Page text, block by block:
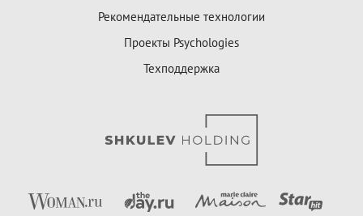
Рекомендательные технологии
Проекты Psychologies
Техподдержка